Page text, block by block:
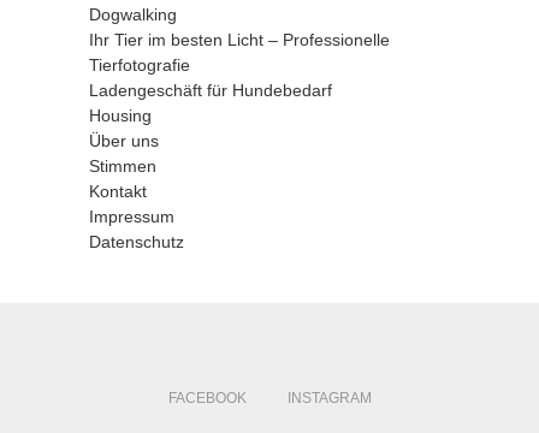
Dogwalking
Ihr Tier im besten Licht – Professionelle
Tierfotografie
Ladengeschäft für Hundebedarf
Housing
Über uns
Stimmen
Kontakt
Impressum
Datenschutz
FACEBOOK INSTAGRAM